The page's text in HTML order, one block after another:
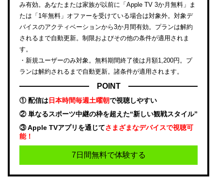
み有効。あなたまたは家族が以前に「Apple TV 3か月無料」ま
たは「1年無料」オファーを受けている場合は対象外。対象デ
バイスのアクティベーションから3か月間有効。プランは解約
されるまで自動更新。制限およびその他の条件が適用されま
す。
・新規ユーザーのみ対象。無料期間終了後は月額1,200円。プ
ランは解約されるまで自動更新。諸条件が適用されます。
POINT
① 配信は日本時間毎週土曜朝で視聴しやすい
② 単なるスポーツ中継の枠を超えた“新しい観戦スタイル”
③ Apple TVアプリを通じてさまざまなデバイスで視聴可
能！
7日間無料で体験する